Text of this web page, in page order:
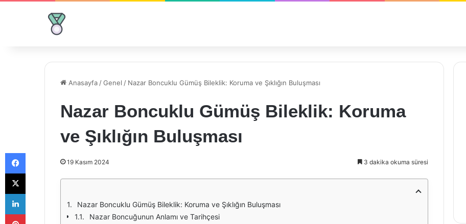
Anasayfa /Genel / Nazar Boncuklu Gümüş Bileklik: Koruma ve Şıklığın Buluşması
Nazar Boncuklu Gümüş Bileklik: Koruma
ve Şıklığın Buluşması
19 Kasım 2024 3 dakika okuma süresi
Nazar Boncuklu Gümüş Bileklik: Koruma ve Şıklığın Buluşması
Nazar Boncuğunun Anlamı ve Tarihçesi
Facebook
X
LinkedIn
Pinterest